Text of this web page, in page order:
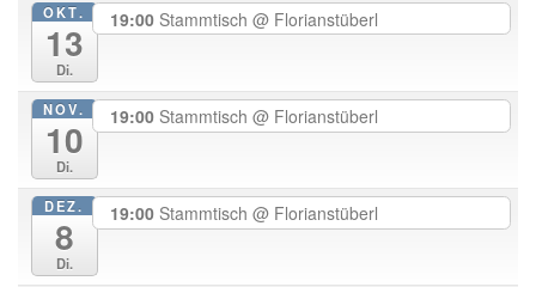
OKT.
13
Di.
19:00 Stammtisch @ Florianstüberl
NOV.
10
Di.
19:00 Stammtisch @ Florianstüberl
DEZ.
8
Di.
19:00 Stammtisch @ Florianstüberl